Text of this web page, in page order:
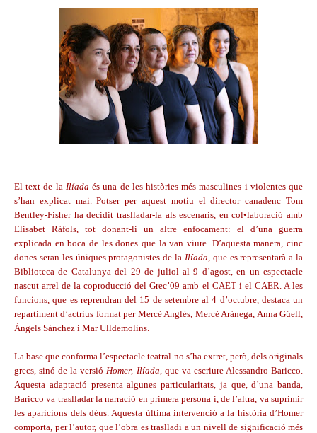
El text de la Ilíada és una de les històries més masculines i violentes que
s’han explicat mai. Potser per aquest motiu el director canadenc Tom
Bentley-Fisher ha decidit traslladar-la als escenaris, en col•laboració amb
Elisabet Ràfols, tot donant-li un altre enfocament: el d’una guerra
explicada en boca de les dones que la van viure. D’aquesta manera, cinc
dones seran les úniques protagonistes de la Ilíada, que es representarà a la
Biblioteca de Catalunya del 29 de juliol al 9 d’agost, en un espectacle
nascut arrel de la coproducció del Grec’09 amb el CAET i el CAER. A les
funcions, que es reprendran del 15 de setembre al 4 d’octubre, destaca un
repartiment d’actrius format per Mercè Anglès, Mercè Arànega, Anna Güell,
Àngels Sánchez i Mar Ulldemolins.
La base que conforma l’espectacle teatral no s’ha extret, però, dels originals
grecs, sinó de la versióHomer, Ilíada, que va escriure Alessandro Baricco.
Aquesta adaptació presenta algunes particularitats, ja que, d’una banda,
Baricco va traslladar la narració en primera persona i, de l’altra, va suprimir
les aparicions dels déus. Aquesta última intervenció a la història d’Homer
comporta, per l’autor, que l’obra es traslladi a un nivell de significació més